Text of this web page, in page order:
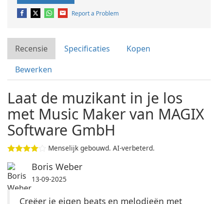
Report a Problem
Recensie Specificaties
Kopen
Bewerken
Laat de muzikant in je los
met Music Maker van MAGIX
Software GmbH
Menselijk gebouwd. AI-verbeterd.
Boris Weber
13-09-2025
Creëer je eigen beats en melodieën met